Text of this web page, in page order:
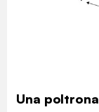
Una